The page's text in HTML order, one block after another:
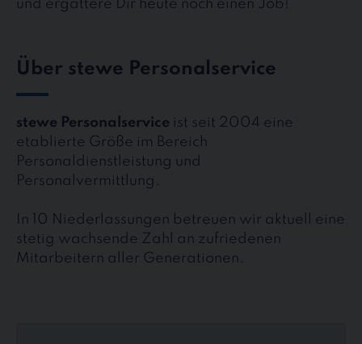
und ergattere Dir heute noch einen Job!
Über stewe Personalservice
stewe Personalservice ist seit 2004 eine
etablierte Größe im Bereich
Personaldienstleistung und
Personalvermittlung.
In 10 Niederlassungen betreuen wir aktuell eine
stetig wachsende Zahl an zufriedenen
Mitarbeitern aller Generationen.